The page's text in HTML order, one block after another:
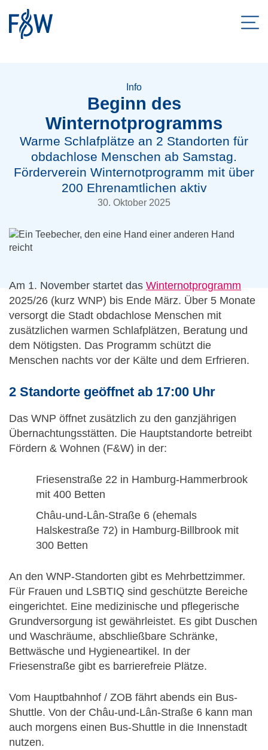
ZUR SUCHE SPRINGENInfo
Beginn des
Winternotprogramms
Warme Schlafplätze an 2 Standorten für
obdachlose Menschen ab Samstag.
Förderverein Winternotprogramm mit über
200 Ehrenamtlichen aktiv
30. Oktober 2025
Am 1. November startet das Winternotprogramm
2025/26 (kurz WNP) bis Ende März. Über 5 Monate
versorgt die Stadt obdachlose Menschen mit
zusätzlichen warmen Schlafplätzen, Beratung und
dem Nötigsten. Das Programm schützt die
Menschen nachts vor der Kälte und dem Erfrieren.
2 Standorte geöffnet ab 17:00 Uhr
Das WNP öffnet zusätzlich zu den ganzjährigen
Übernachtungsstätten. Die Hauptstandorte betreibt
Fördern & Wohnen (F&W) in der:
Friesenstraße 22 in Hamburg-Hammerbrook
mit 400 Betten
Châu-und-Lân-Straße 6 (ehemals
Halskestraße 72) in Hamburg-Billbrook mit
300 Betten
An den WNP-Standorten gibt es Mehrbettzimmer.
Für Frauen und LSBTIQ sind geschützte Bereiche
eingerichtet. Eine medizinische und pflegerische
Grundversorgung ist gewährleistet. Es gibt Duschen
und Waschräume, abschließbare Schränke,
Bettwäsche und Hygieneartikel. In der
Friesenstraße gibt es barrierefreie Plätze.
Vom Hauptbahnhof / ZOB fährt abends ein Bus-
Shuttle. Von der Châu-und-Lân-Straße 6 kann man
auch morgens einen Bus-Shuttle in die Innenstadt
nutzen.